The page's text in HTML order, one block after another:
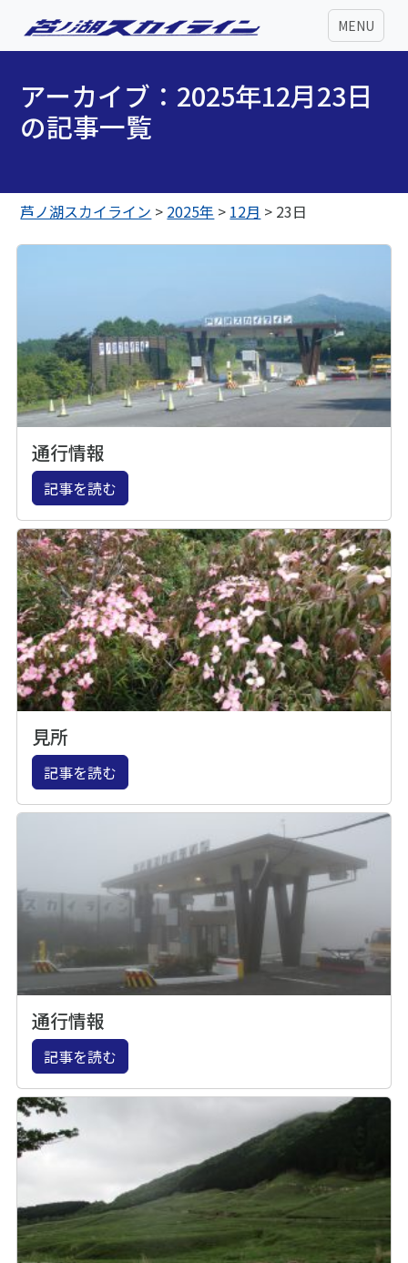
MENU
アーカイブ：2025年12月23日
の記事一覧
芦ノ湖スカイライン > 2025年 > 12月 > 23日
通行情報
記事を読む
見所
記事を読む
通行情報
記事を読む